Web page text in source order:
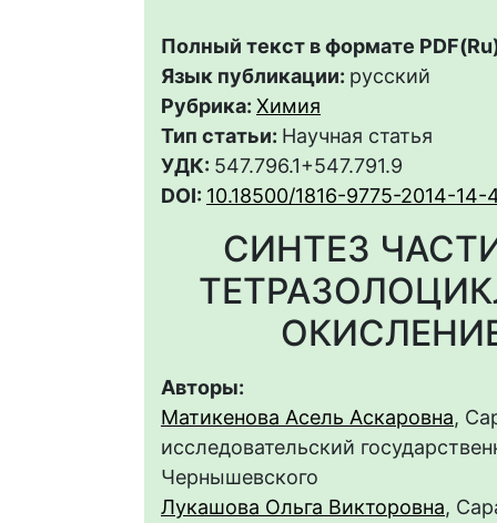
Полный текст в формате
Язык публикации: русский
Рубрика: Химия
Тип статьи: Научная статья
УДК: 547.796.1+547.791.9
DOI: 10.18500/1816-9775-2014-14-
СИНТЕЗ
Авторы:
Матикенова Асель Аскаровна,
исследовательский
Чернышевского
Лукашова Ольга Викторовна,